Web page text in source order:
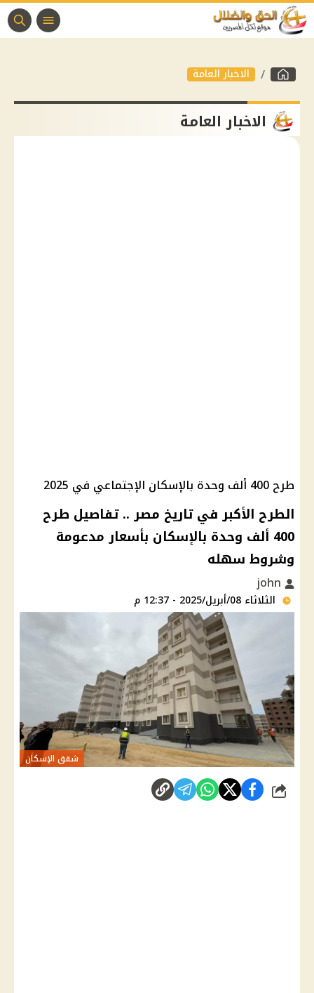
الاخبار العامة
الاخبار العامة
طرح 400 ألف وحدة بالإسكان الإجتماعي في 2025
الطرح الأكبر في تاريخ مصر .. تفاصيل طرح
400 ألف وحدة بالإسكان بأسعار مدعومة
وشروط سهله
الثلاثاء 08/أبريل/2025 - 12:37 م
شقق الإسكان
شارك